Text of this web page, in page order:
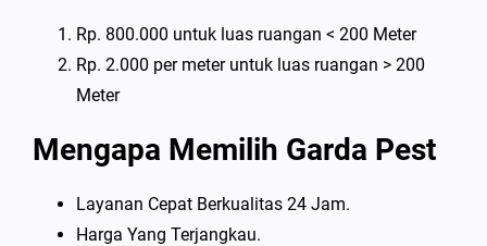
Rp. 800.000 untuk luas ruangan < 200 Meter
Rp. 2.000 per meter untuk luas ruangan > 200
Meter
Mengapa Memilih Garda Pest
Layanan Cepat Berkualitas 24 Jam.
Harga Yang Terjangkau.